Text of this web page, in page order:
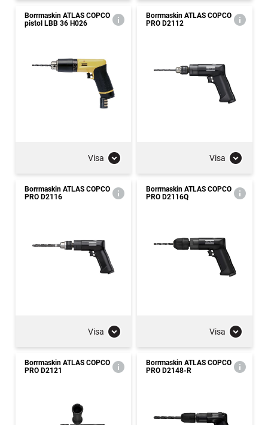
Borrmaskin ATLAS COPCO
pistol LBB 36 H026
Visa
Borrmaskin ATLAS COPCO
PRO D2112
Visa
Borrmaskin ATLAS COPCO
PRO D2116
Visa
Borrmaskin ATLAS COPCO
PRO D2116Q
Visa
Borrmaskin ATLAS COPCO
PRO D2121
Borrmaskin ATLAS COPCO
PRO D2148-R